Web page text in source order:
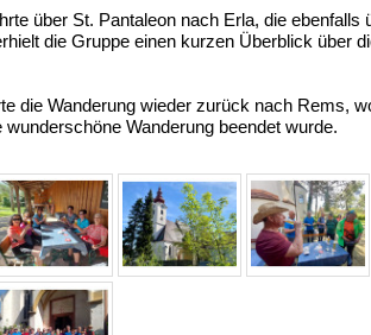
über St. Pantaleon nach Erla, die
die Gruppe einen kurzen Überblick über
die Wanderung wieder zurück nach Rems,
Wanderung beendet wurde.